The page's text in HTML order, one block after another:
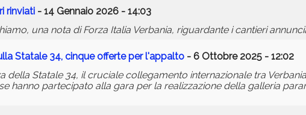
rinviati - 14 Gennaio 2026 - 14:03
una nota di Forza Italia Verbania, riguardante i cantieri
Statale 34, cinque offerte per l'appalto - 6 Ottobre 2025 - 12:02
della Statale 34, il cruciale collegamento internazionale tra
hanno partecipato alla gara per la realizzazione della galleria